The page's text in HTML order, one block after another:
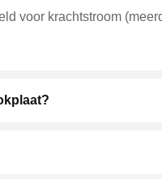
voor krachtstroom